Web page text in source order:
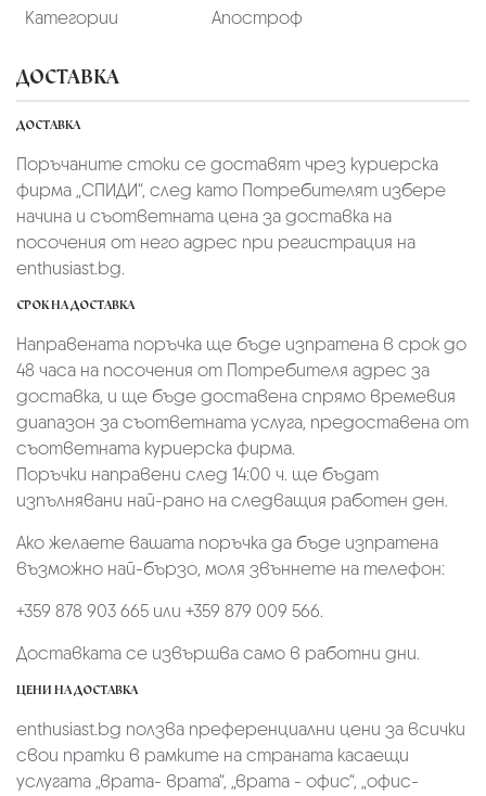
Категории Апостроф
ДОСТАВКА
ДОСТАВКА
Поръчаните стоки се доставят чрез куриерскa
фирмa „СПИДИ“, след като Потребителят избере
начина и съответната цена за доставка на
посочения от него адрес при регистрация на
enthusiast.bg.
СРОК НА ДОСТАВКА
Направената поръчка ще бъде изпратена в срок до
48 часа на посочения от Потребителя адрес за
доставка, и ще бъде доставена спрямо времевия
диапазон за съответната услуга, предоставена от
съответната куриерска фирма.
Поръчки направени след 14:00 ч. ще бъдат
изпълнявани най-рано на следващия работен ден.
Ако желаете вашата поръчка да бъде изпратена
възможно най-бързо, моля звъннете на телефон:
+359 878 903 665 или +359 879 009 566.
Доставката се извършва само в работни дни.
ЦЕНИ НА ДОСТАВКА
enthusiast.bg ползва преференциални цени за всички
свои пратки в рамките на страната касаещи
услугата „врата- врата“, „врата - офис“, „oфис-